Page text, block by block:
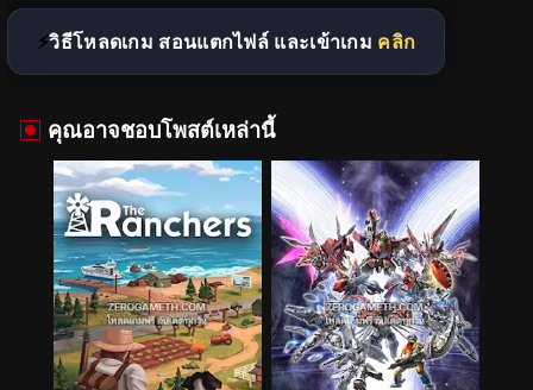
วิธีโหลดเกม สอนแตกไฟล์ และเข้าเกม คลิก
คุณอาจชอบโพสต์เหล่านี้